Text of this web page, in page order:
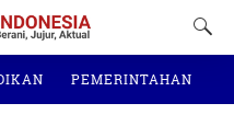
PEMERINTAHAN